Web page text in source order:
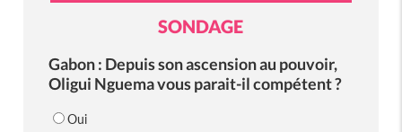
SONDAGE
Gabon : Depuis son ascension au pouvoir,
Oligui Nguema vous parait-il compétent ?
Oui